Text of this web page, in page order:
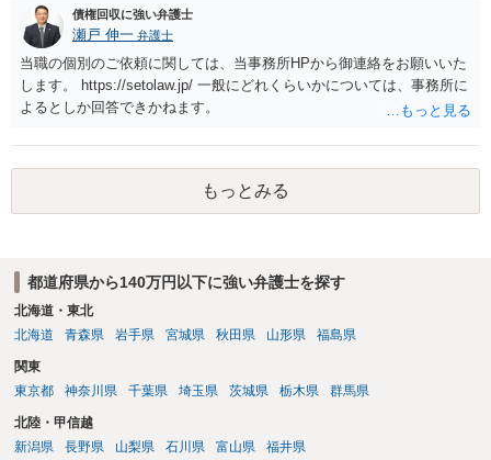
まず本名や住所の特定を進めてください。 相手が購入した高額商品
（Switch2等）の事実も踏まえ、応じない場合は法的措置を辞さない姿
勢で交渉に臨むのが現実的かと思います。
債権回収に強い弁護士
瀬戸 伸一 弁護士
当職の個別のご依頼に関しては、当事務所HPから御連絡をお願いいた
します。 https://setolaw.jp/ 一般にどれくらいかについては、事務所に
よるとしか回答できかねます。
もっとみる
都道府県から140万円以下に強い弁護士を探す
北海道・東北
北海道
青森県 岩手県 宮城県 秋田県 山形県 福島県
関東
東京都
神奈川県 千葉県 埼玉県 茨城県 栃木県 群馬県
北陸・甲信越
新潟県
長野県 山梨県 石川県 富山県 福井県